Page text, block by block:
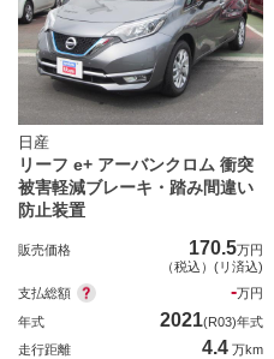
日産
リーフ e+ アーバンクロム 衝突
被害軽減ブレーキ・踏み間違い
防止装置
販売価格 170.5万円
（税込）(リ済込)
支払総額
-万円
年式
2021(R03)年式
走行距離
4.4 万km